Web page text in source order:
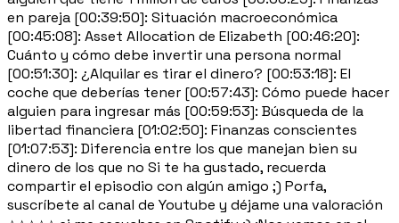
en pareja [00:39:50]: Situación macroeconómica
[00:45:08]: Asset Allocation de Elizabeth [00:46:20]:
Cuánto y cómo debe invertir una persona normal
[00:51:30]: ¿Alquilar es tirar el dinero? [00:53:18]: El
coche que deberías tener [00:57:43]: Cómo puede hacer
alguien para ingresar más [00:59:53]: Búsqueda de la
libertad financiera [01:02:50]: Finanzas conscientes
[01:07:53]: Diferencia entre los que manejan bien su
dinero de los que no Si te ha gustado, recuerda
compartir el episodio con algún amigo ;) Porfa,
suscríbete al canal de Youtube y déjame una valoración